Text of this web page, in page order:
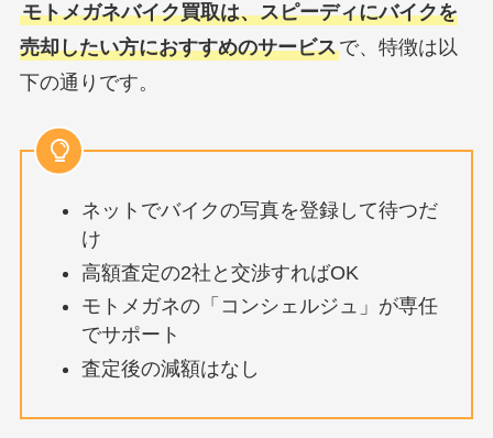
モトメガネバイク買取は、スピーディにバイクを
売却したい方におすすめのサービスで、特徴は以
下の通りです。
ネットでバイクの写真を登録して待つだ
け
高額査定の2社と交渉すればOK
モトメガネの「コンシェルジュ」が専任
でサポート
査定後の減額はなし